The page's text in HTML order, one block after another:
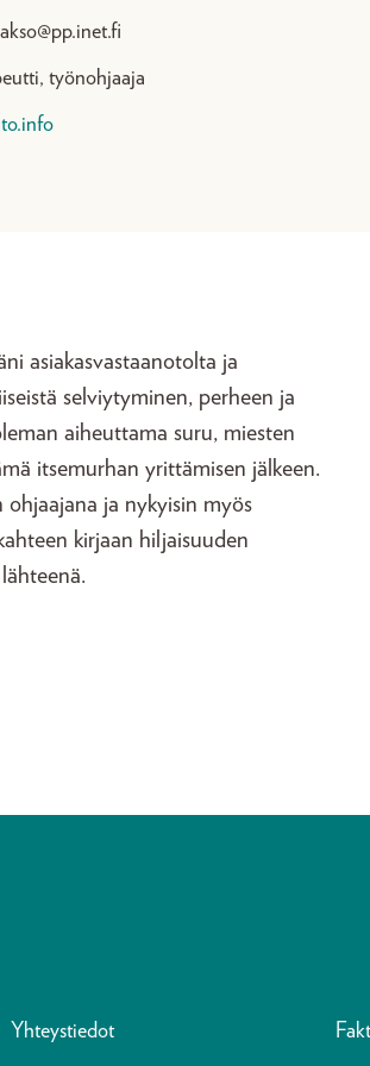
työnohjaaja
asiakasvastaanotolta ja
selviytyminen, perheen ja
aiheuttama suru, miesten
itsemurhan yrittämisen jälkeen.
ja nykyisin myös
kirjaan hiljaisuuden
Yhteystiedot